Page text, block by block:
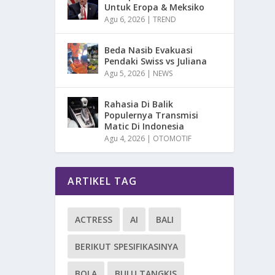
Untuk Eropa & Meksiko
Agu 6, 2026 |TREND
Beda Nasib Evakuasi
Pendaki Swiss vs Juliana
Agu 5, 2026 | NEWS
Rahasia Di Balik
Populernya Transmisi
Matic Di Indonesia
Agu 4, 2026 | OTOMOTIF
ARTIKEL TAG
ACTRESS AI BALI
BERIKUT SPESIFIKASINYA